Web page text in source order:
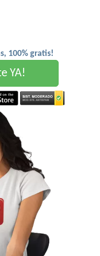
100% gratis!
YA!